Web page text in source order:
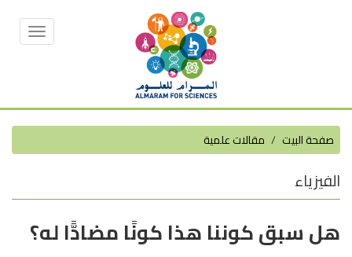
Toggle
صفحة البيت مقالات علمية
الفيزياء
هل سبق كوننا هذا كونًا مضادًّا له؟